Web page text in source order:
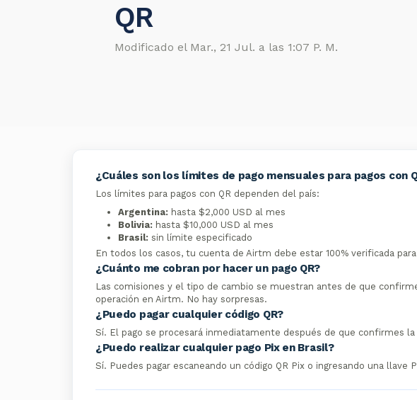
QR
Modificado el Mar., 21 Jul. a las 1:07 P. M.
¿Cuáles son los límites de pago mensuales para pagos con
Los límites para pagos con QR dependen del país:
Argentina: hasta $2,000 USD al mes
Bolivia: hasta $10,000 USD al mes
Brasil: sin límite especificado
En todos los casos, tu cuenta de Airtm debe estar 100% verificada
¿Cuánto me cobran por hacer un pago QR?
Las comisiones y el tipo de cambio se muestran antes de que
operación en Airtm. No hay sorpresas.
¿Puedo pagar cualquier código QR?
Sí. El pago se procesará inmediatamente después de que confirmes la
¿Puedo realizar cualquier pago Pix en Brasil?
Sí. Puedes pagar escaneando un código QR Pix o ingresando una llave